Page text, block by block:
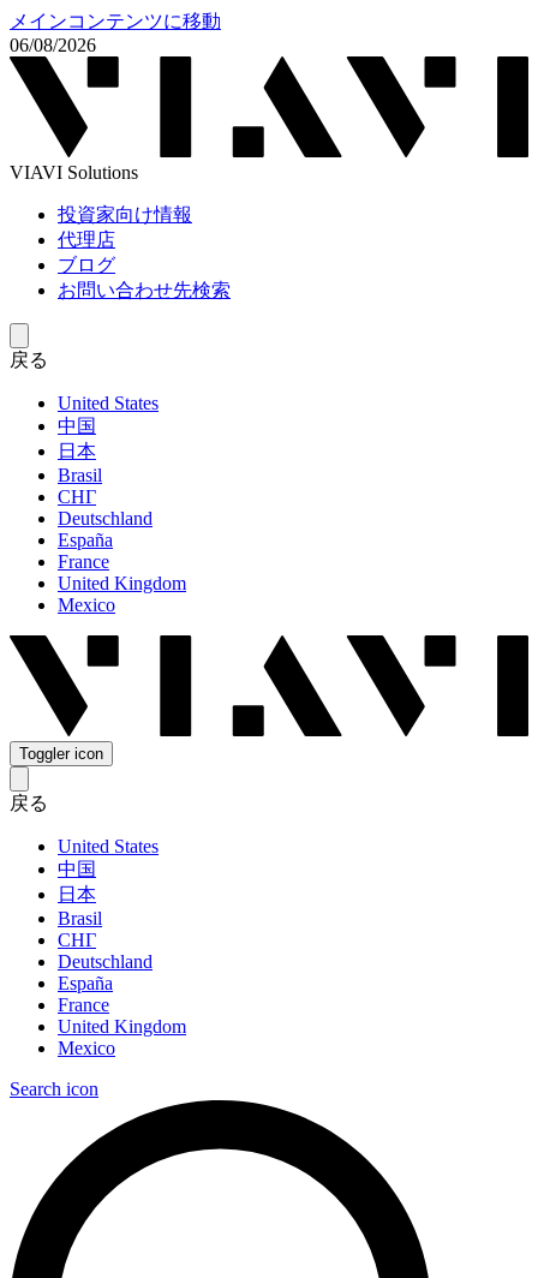
メインコンテンツに移動
06/08/2026
VIAVI Solutions
投資家向け情報
代理店
ブログ
お問い合わせ先検索
戻る
United States
中国
日本
Brasil
СНГ
Deutschland
España
France
United Kingdom
Mexico
Toggler icon
戻る
United States
中国
日本
Brasil
СНГ
Deutschland
España
France
United Kingdom
Mexico
Search icon